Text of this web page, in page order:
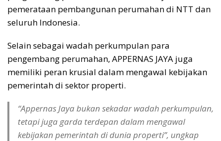
pemerataan pembangunan perumahan di NTT dan
seluruh Indonesia.
Selain sebagai wadah perkumpulan para
pengembang perumahan, APPERNAS JAYA juga
memiliki peran krusial dalam mengawal kebijakan
pemerintah di sektor properti.
“Appernas Jaya bukan sekadar wadah perkumpulan,
tetapi juga garda terdepan dalam mengawal
kebijakan pemerintah di dunia properti”, ungkap